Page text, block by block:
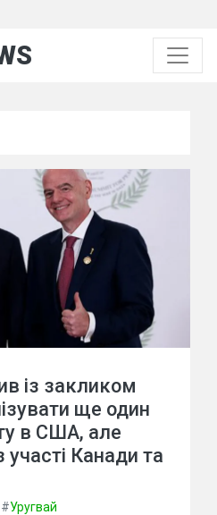
із закликом
ще один
в США, але
участі Канади та
#Уругвай